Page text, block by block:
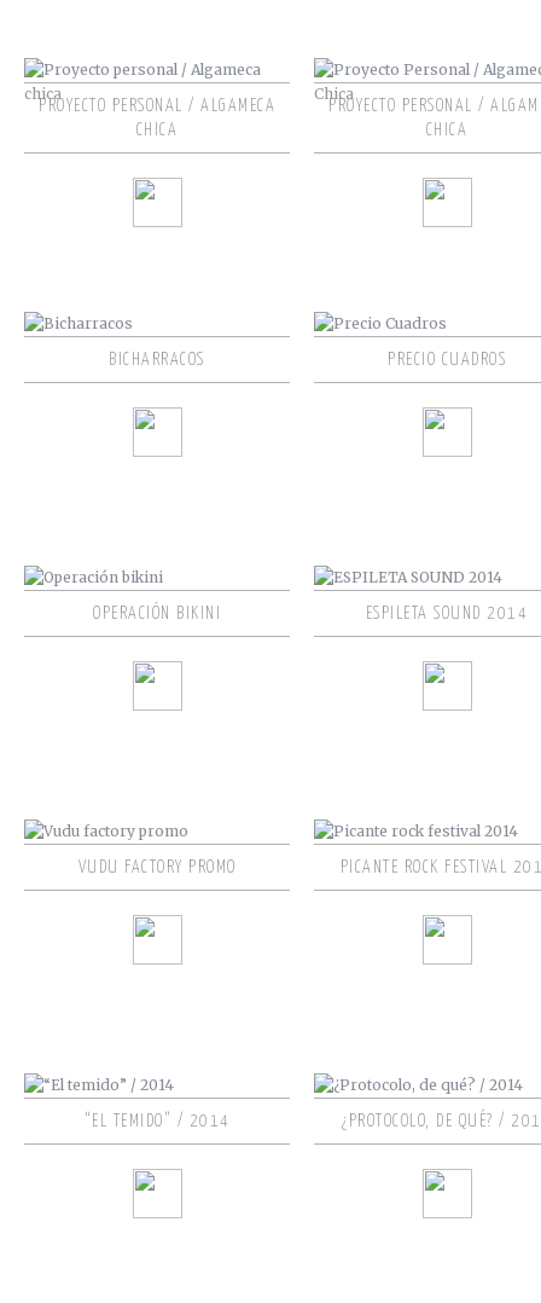
PROYECTO PERSONAL / ALGAMECA
CHICA
PROYECTO PERSONAL /
CHICA
BICHARRACOS PRECIO CUADROS
OPERACIÓN BIKINI ESPILETA SOUND 2014
VUDU FACTORY PROMO PICANTE ROCK FESTIVAL
“EL TEMIDO” / 2014 ¿PROTOCOLO, DE QUÉ? /